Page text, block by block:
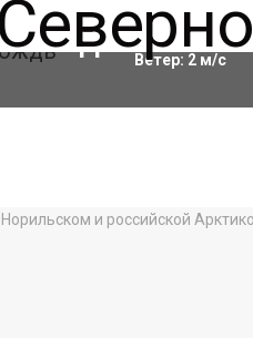
11°C Влажность:97%
Ветер: 2м/с